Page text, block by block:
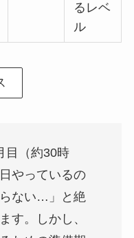
るレベ
ル
目（約30時
やっているの
ない…」と絶
す。しかし、